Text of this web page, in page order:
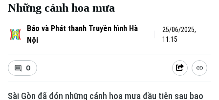
Những cánh hoa mưa
Báo và Phát thanh Truyền hình Hà
Nội
25/06/2025,
11:15
0
Sài Gòn đã đón những cánh hoa mưa đầu tiên sau bao